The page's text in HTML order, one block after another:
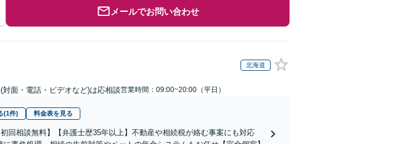
メールでお問い合わせ
北海道
対面・電話・ビデオなど)は応相談営業時間：09:00~20:00（平日）
(1件) 料金表を見る
回相談無料】【弁護士歴35年以上】不動産や相続税が絡む事案にも対応